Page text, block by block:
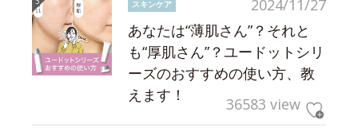
2024/11/27
スキンケア
あなたは“薄肌さん”？それと
も“厚肌さん”？ユードットシリ
ーズのおすすめの使い方、教
えます！
36583 view